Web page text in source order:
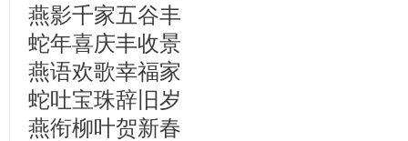
燕影千家五谷丰
蛇年喜庆丰收景
燕语欢歌幸福家
蛇吐宝珠辞旧岁
燕衔柳叶贺新春